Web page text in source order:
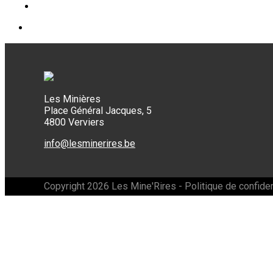
Les Minières
Place Général Jacques, 5
4800 Verviers
info@lesminerires.be
Copyright 2026 Les Mine'Rires - Politique de